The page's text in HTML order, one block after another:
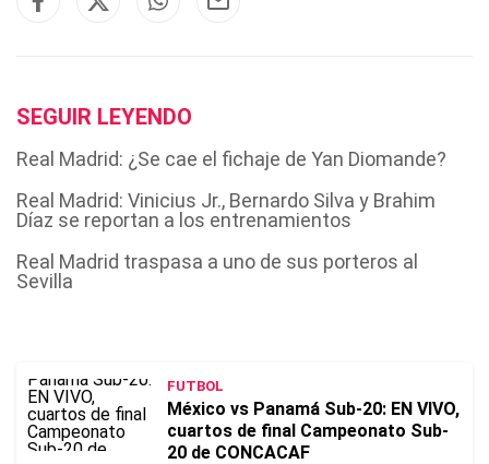
SEGUIR LEYENDO
Real Madrid: ¿Se cae el fichaje de Yan Diomande?
Real Madrid: Vinicius Jr., Bernardo Silva y Brahim
Díaz se reportan a los entrenamientos
Real Madrid traspasa a uno de sus porteros al
Sevilla
FUTBOL
México vs Panamá Sub-20: EN VIVO,
cuartos de final Campeonato Sub-
20 de CONCACAF